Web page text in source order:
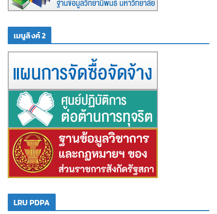
เมนูลิงค์ 2
LRU PDPA